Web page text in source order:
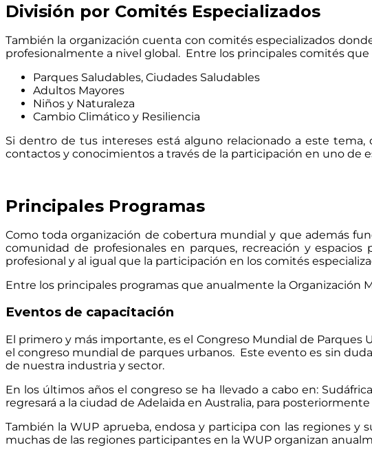
División por Comités Especializados
También la organización cuenta con comités especializados
profesionalmente a nivel global. Entre los principales comités
Parques Saludables, Ciudades Saludables
Adultos Mayores
Niños y Naturaleza
Cambio Climático y Resiliencia
Si dentro de tus intereses está alguno relacionado a este
contactos y conocimientos a través de la participación en uno de
Principales Programas
Como toda organización de cobertura mundial y que además
comunidad de profesionales en parques, recreación y
profesional y al igual que la participación en los comités
Entre los principales programas que anualmente la Organización
Eventos de capacitación
El primero y más importante, es el Congreso Mundial de
el congreso mundial de parques urbanos. Este evento es sin
de nuestra industria y sector.
En los últimos años el congreso se ha llevado a cabo en:
regresará a la ciudad de Adelaida en Australia, para
También la WUP aprueba, endosa y participa con las regiones
muchas de las regiones participantes en la WUP organizan